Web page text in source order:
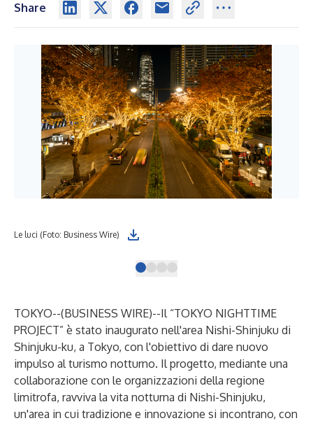
Share
Le luci (Foto: Business Wire)
TOKYO--(BUSINESS WIRE)--Il “TOKYO NIGHTTIME
PROJECT” è stato inaugurato nell'area Nishi-Shinjuku di
Shinjuku-ku, a Tokyo, con l'obiettivo di dare nuovo
impulso al turismo notturno. Il progetto, mediante una
collaborazione con le organizzazioni della regione
limitrofa, ravviva la vita notturna di Nishi-Shinjuku,
un'area in cui tradizione e innovazione si incontrano, con